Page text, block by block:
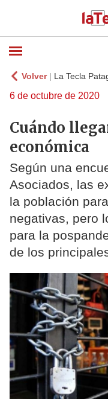
Volver| La Tecla
6 de octubre de 2020
Cuándo
económica
Según una
Asociados, las
la población
negativas, pero
para la
de los